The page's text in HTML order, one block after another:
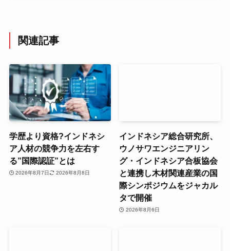
関連記事
学歴より資格?インドネシ
ア人材の競争力を左右す
る”国際認証”とは
2026年8月7日 2026年8月8日
インドネシア総合研究所、
ウノサワエンジニアリン
グ・インドネシア合板協会
と連携し木材関連産業の国
際シンポジウムをジャカル
タで開催
2026年8月6日